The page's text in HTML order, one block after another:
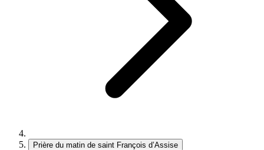
Prière du matin de saint François d’Assise